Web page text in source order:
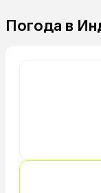
Погода в